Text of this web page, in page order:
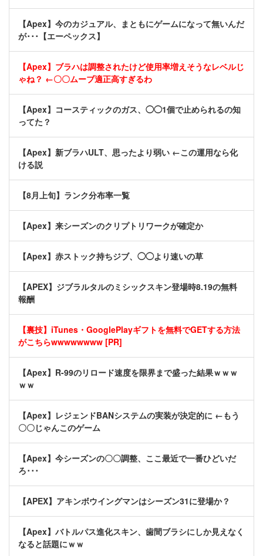
【Apex】今のカジュアル、まともにゲームになって無いんだ
が･･･【エーペックス】
【Apex】ブラハは調整されたけど使用率増えそうなレベルじ
ゃね？ ←〇〇ムーブ適正高すぎるわ
【Apex】コースティックのガス、◯◯1個で止められるの知
ってた？
【Apex】新ブラハULT、思ったより弱い ←この運用なら化
ける説
【8月上旬】ランク分布率一覧
【Apex】来シーズンのクリプトリワークが確定か
【Apex】赤ストック持ちジブ、◯◯より速いの草
【APEX】ジブラルタルのミシックスキン登場時8.19の無料
報酬
【裏技】iTunes・GooglePlayギフトを無料でGETする方法
がこちらwwwwwwww [PR]
【Apex】R-99のリロード速度を限界まで盛った結果ｗｗｗ
ｗｗ
【Apex】レジェンドBANシステムの実装が決定的に ←もう
〇〇じゃんこのゲーム
【Apex】今シーズンの〇〇調整、ここ最近で一番ひどいだ
ろ･･･
【APEX】アキンボウイングマンはシーズン31に登場か？
【Apex】バトルパス進化スキン、歯間ブラシにしか見えなく
なると話題にｗｗ